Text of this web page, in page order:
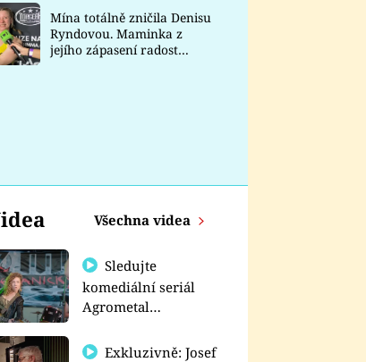
Sledujte nás
Mína totálně zničila Denisu
Ryndovou. Maminka z
jejího zápasení radost
Všechna videa
Sledujte
komediální seriál
Agrometal
prima+
Exkluzivně: Josef